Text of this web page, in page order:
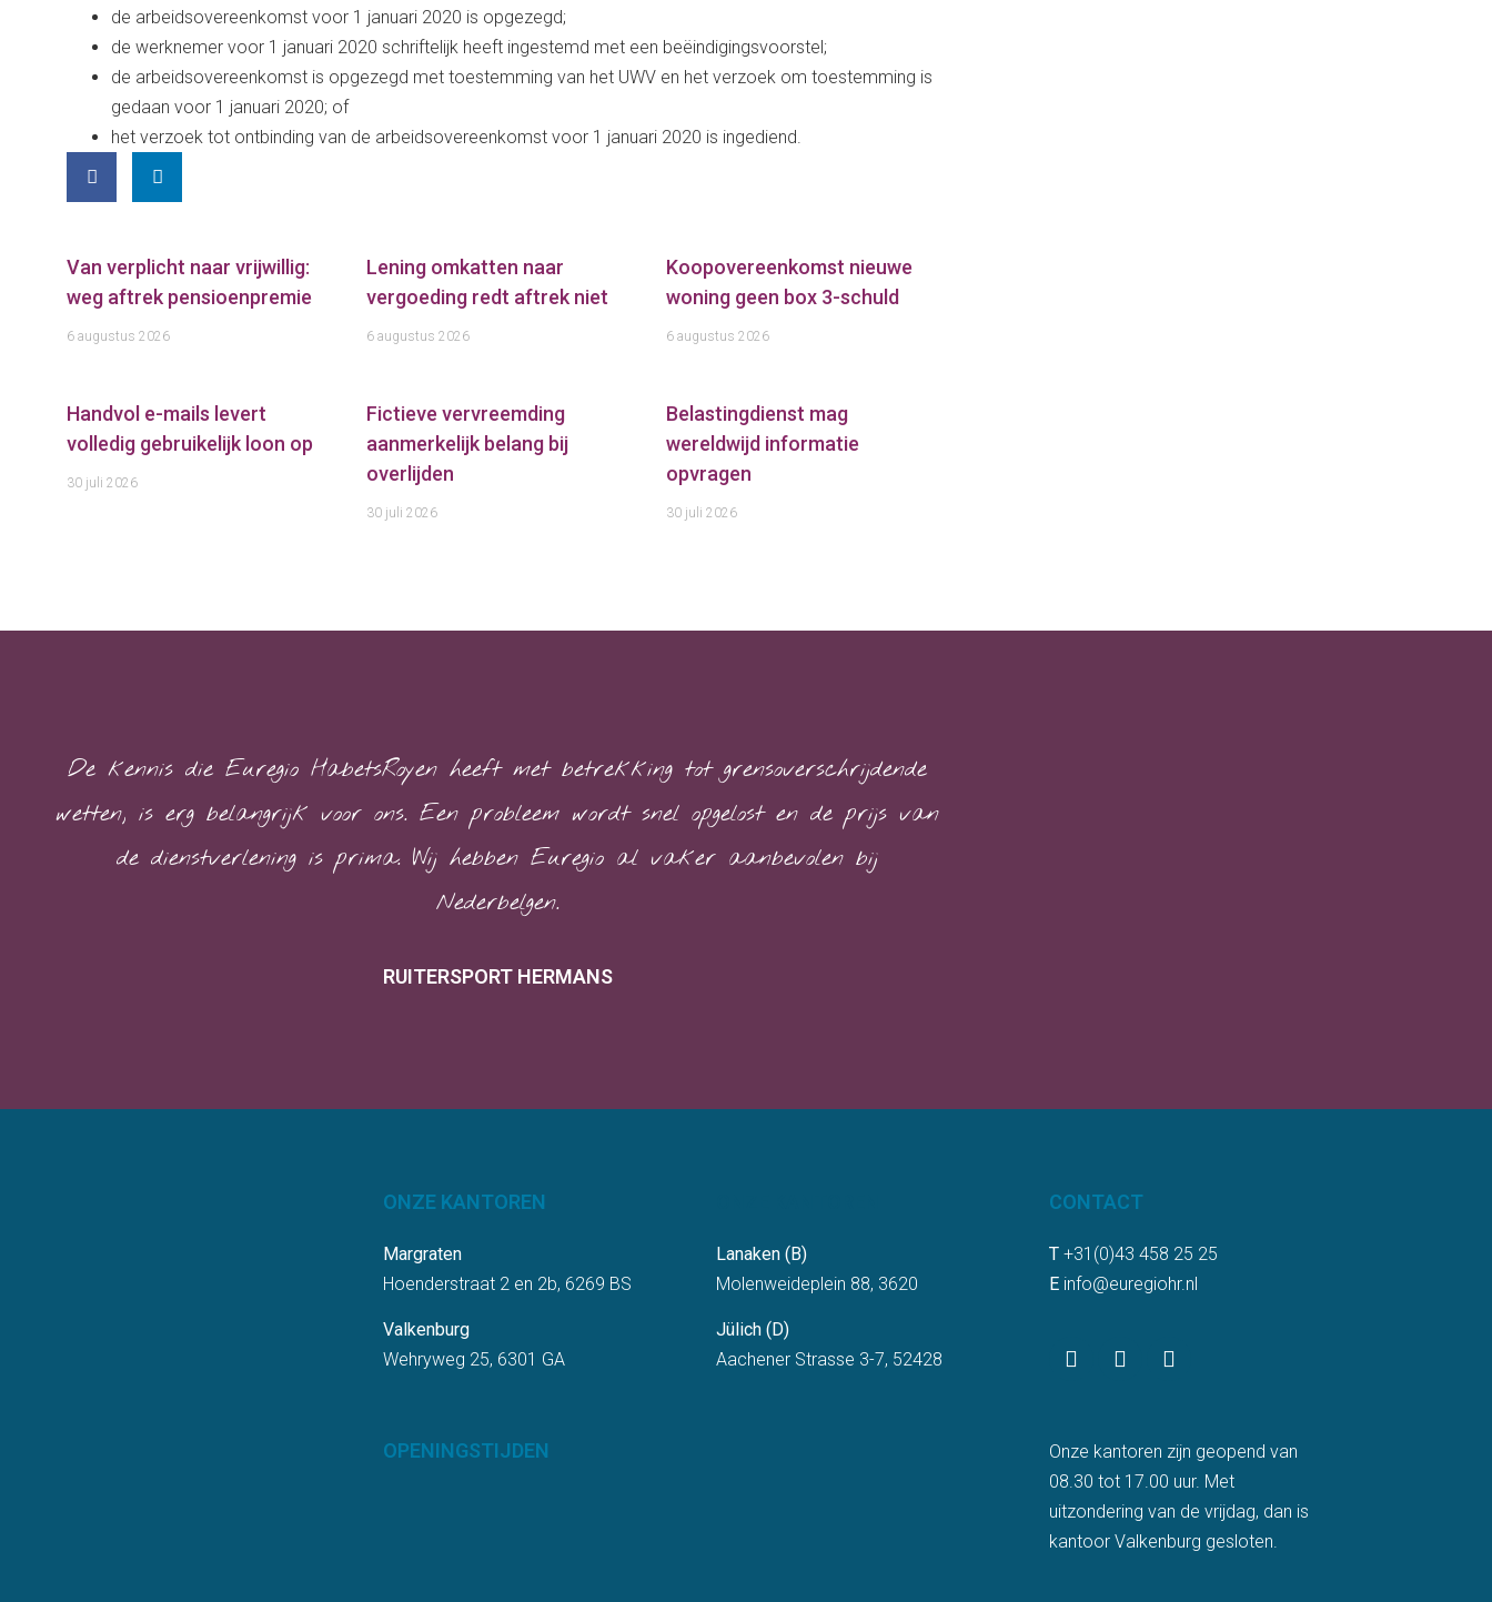
de arbeidsovereenkomst voor 1 januari 2020 is opgezegd;
de werknemer voor 1 januari 2020 schriftelijk heeft ingestemd met een beëindigingsvoorstel;
de arbeidsovereenkomst is opgezegd met toestemming van het UWV en het verzoek om toestemming is
gedaan voor 1 januari 2020; of
het verzoek tot ontbinding van de arbeidsovereenkomst voor 1 januari 2020 is ingediend.
Van verplicht naar vrijwillig:
weg aftrek pensioenpremie
6 augustus 2026
Lening omkatten naar
vergoeding redt aftrek niet
6 augustus 2026
Koopovereenkomst nieuwe
woning geen box 3-schuld
6 augustus 2026
Handvol e-mails levert
volledig gebruikelijk loon op
30 juli 2026
Fictieve vervreemding
aanmerkelijk belang bij
overlijden
30 juli 2026
Belastingdienst mag
wereldwijd informatie
opvragen
30 juli 2026
De kennis die Euregio HabetsRoyen heeft met betrekking tot grensoverschrijdende
wetten, is erg belangrijk voor ons. Een probleem wordt snel opgelost en de prijs van
de dienstverlening is prima. Wij hebben Euregio al vaker aanbevolen bij
Nederbelgen.
RUITERSPORT HERMANS
ONZE KANTOREN
Margraten
Hoenderstraat 2 en 2b, 6269 BS
Valkenburg
Wehryweg 25, 6301 GA
Lanaken (B)
Molenweideplein 88, 3620
Jülich (D)
Aachener Strasse 3-7, 52428
OPENINGSTIJDEN
CONTACT
T +31(0)43 458 25 25
E info@euregiohr.nl
Onze kantoren zijn geopend van
08.30 tot 17.00 uur. Met
uitzondering van de vrijdag, dan is
kantoor Valkenburg gesloten.